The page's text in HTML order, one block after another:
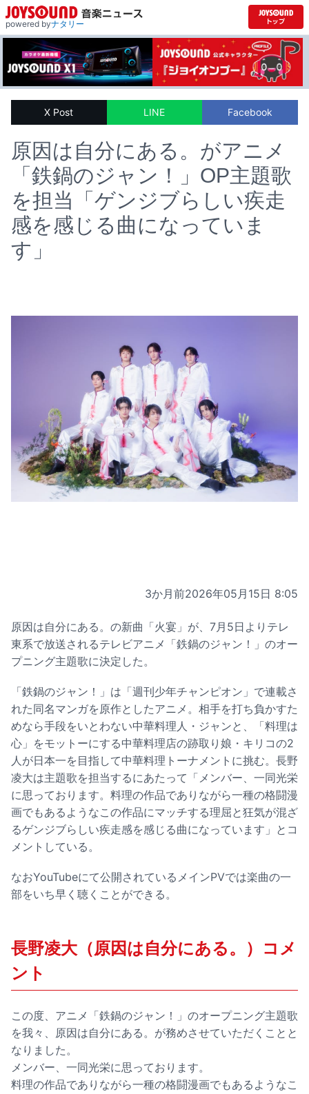
powered byナタリー
X Post LINE Facebook
原因は自分にある。がアニメ
「鉄鍋のジャン！」OP主題歌
を担当「ゲンジブらしい疾走
感を感じる曲になっていま
す」
3か月前2026年05月15日 8:05
原因は自分にある。の新曲「火宴」が、7月5日よりテレ
東系で放送されるテレビアニメ「鉄鍋のジャン！」のオー
プニング主題歌に決定した。
「鉄鍋のジャン！」は「週刊少年チャンピオン」で連載さ
れた同名マンガを原作としたアニメ。相手を打ち負かすた
めなら手段をいとわない中華料理人・ジャンと、「料理は
心」をモットーにする中華料理店の跡取り娘・キリコの2
人が日本一を目指して中華料理トーナメントに挑む。長野
凌大は主題歌を担当するにあたって「メンバー、一同光栄
に思っております。料理の作品でありながら一種の格闘漫
画でもあるようなこの作品にマッチする理屈と狂気が混ざ
るゲンジブらしい疾走感を感じる曲になっています」とコ
メントしている。
なおYouTubeにて公開されているメインPVでは楽曲の一
部をいち早く聴くことができる。
長野凌大（原因は自分にある。）コメ
ント
この度、アニメ「鉄鍋のジャン！」のオープニング主題歌
を我々、原因は自分にある。が務めさせていただくことと
なりました。
メンバー、一同光栄に思っております。
料理の作品でありながら一種の格闘漫画でもあるようなこ